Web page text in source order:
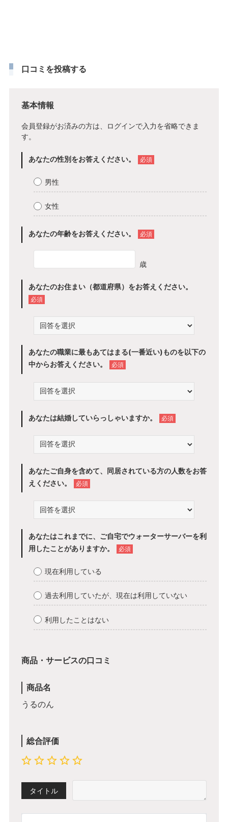
口コミを投稿する
基本情報
会員登録がお済みの方は、 ログインで入力を省略できま
す。
あなたの性別をお答えください。 必須
男性
女性
あなたの年齢をお答えください。 必須
歳
あなたのお住まい（都道府県）をお答えください。
必須
あなたの職業に最もあてはまる(一番近い)ものを以下の
中からお答えください。
必須
あなたは結婚していらっしゃいますか。 必須
あなたご自身を含めて、同居されている方の人数をお答
えください。
必須
あなたはこれまでに、ご自宅でウォーターサーバーを利
用したことがありますか。
必須
現在利用している
過去利用していたが、現在は利用していない
利用したことはない
商品・サービスの口コミ
商品名
うるのん
総合評価
タイトル